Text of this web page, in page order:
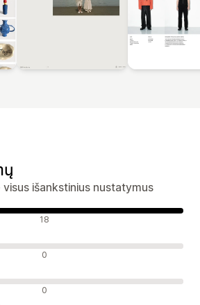
išankstinius nustatymus
18
0
0